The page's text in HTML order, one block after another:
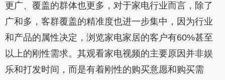
更广、覆盖的群体也更多，对于家电行业而言，除了
广和多，客群覆盖的精准度也进一步集中，因为行业
和产品的属性决定，浏览家电家居的客户有60%甚至
以上的刚性需求。其观看家电视频的主要原因并非娱
乐和打发时间，而是有着刚性的购买意愿和购买需